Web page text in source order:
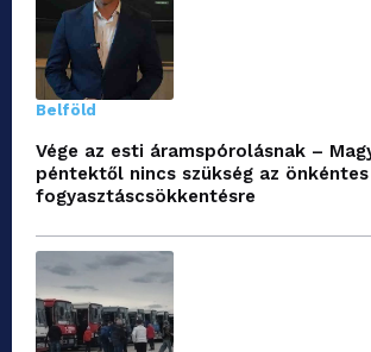
Belföld
Vége az esti áramspórolásnak –
péntektől nincs szükség az önkéntes
fogyasztáscsökkentésre